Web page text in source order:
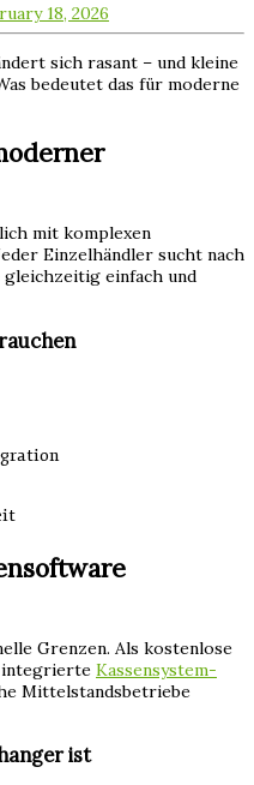
18, 2026
sich rasant – und kleine
bedeutet das für moderne
mit komplexen
Einzelhändler sucht nach
gleichzeitig einfach und
Grenzen. Als kostenlose
integrierte Kassensystem-
Mittelstandsbetriebe
ist